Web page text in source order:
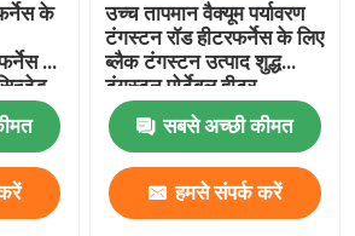
के
के
उच्च तापमान वैक्यूम पर्यावरण
टंगस्टन रॉड हीटरफर्नेस के लिए
ब्लैक टंगस्टन उत्पाद शुद्ध
टंगस्टन पोर्टेबल हीटर
सबसे अच्छी कीमत
हमसे संपर्क करें